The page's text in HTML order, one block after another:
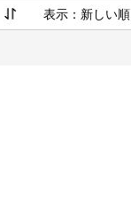
表示：新しい順